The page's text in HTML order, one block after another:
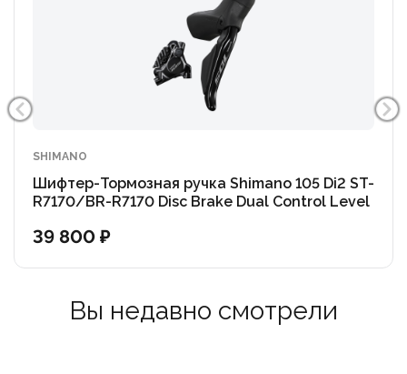
SHIMANO
Шифтер-Тормозная ручка Shimano 105 Di2 ST-
R7170/BR-R7170 Disc Brake Dual Control Level
39 800 ₽
Вы недавно смотрели